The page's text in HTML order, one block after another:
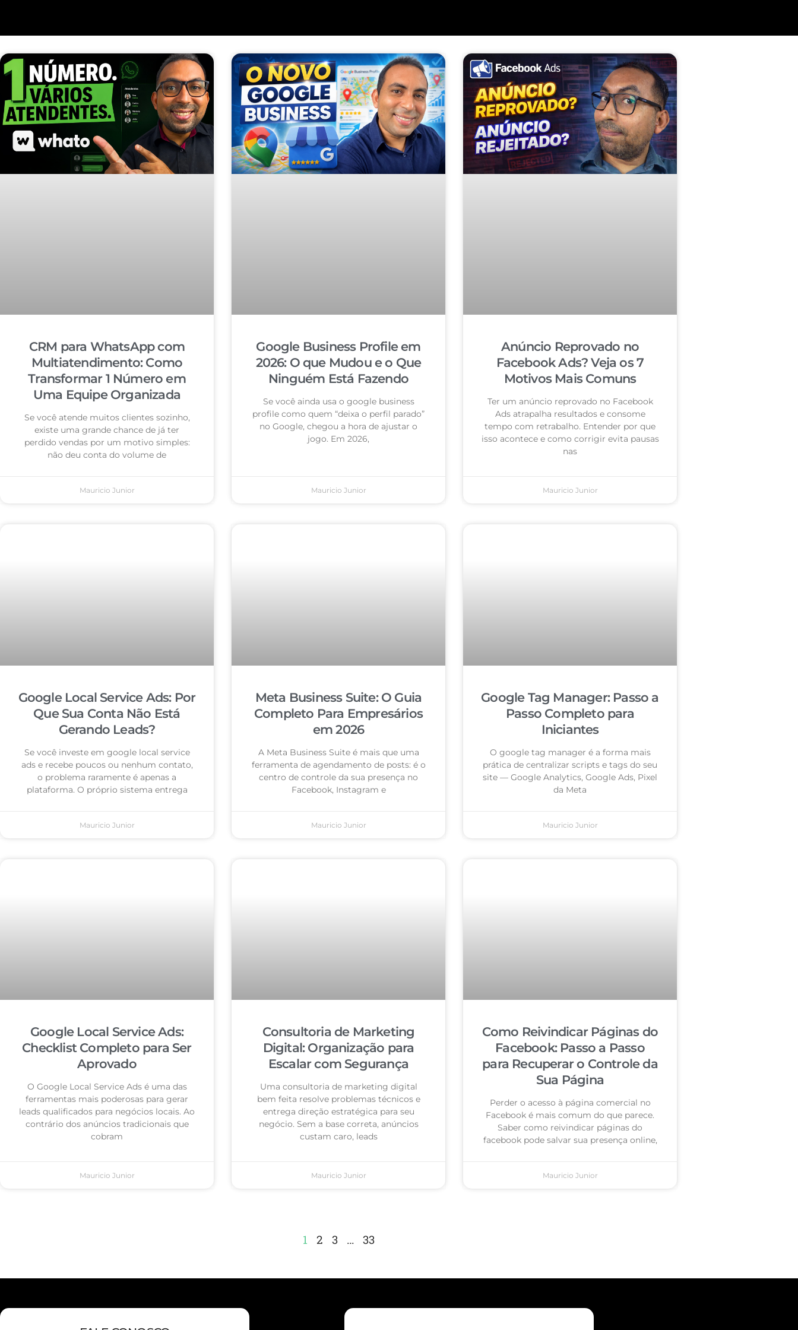
CRM para WhatsApp com
Multiatendimento: Como
Transformar 1 Número em
Uma Equipe Organizada
Se você atende muitos clientes sozinho,
existe uma grande chance de já ter
perdido vendas por um motivo simples:
não deu conta do volume de
Mauricio Junior
Google Business Profile em
2026: O que Mudou e o Que
Ninguém Está Fazendo
Se você ainda usa o google business
profile como quem “deixa o perfil parado”
no Google, chegou a hora de ajustar o
jogo. Em 2026,
Mauricio Junior
Anúncio Reprovado no
Facebook Ads? Veja os 7
Motivos Mais Comuns
Ter um anúncio reprovado no Facebook
Ads atrapalha resultados e consome
tempo com retrabalho. Entender por que
isso acontece e como corrigir evita pausas
nas
Mauricio Junior
Google Local Service Ads: Por
Que Sua Conta Não Está
Gerando Leads?
Se você investe em google local service
ads e recebe poucos ou nenhum contato,
o problema raramente é apenas a
plataforma. O próprio sistema entrega
Mauricio Junior
Meta Business Suite: O Guia
Completo Para Empresários
em 2026
A Meta Business Suite é mais que uma
ferramenta de agendamento de posts: é o
centro de controle da sua presença no
Facebook, Instagram e
Mauricio Junior
Google Tag Manager: Passo a
Passo Completo para
Iniciantes
O google tag manager é a forma mais
prática de centralizar scripts e tags do seu
site — Google Analytics, Google Ads, Pixel
da Meta
Mauricio Junior
Google Local Service Ads:
Checklist Completo para Ser
Aprovado
O Google Local Service Ads é uma das
ferramentas mais poderosas para gerar
leads qualificados para negócios locais. Ao
contrário dos anúncios tradicionais que
cobram
Mauricio Junior
Consultoria de Marketing
Digital: Organização para
Escalar com Segurança
Uma consultoria de marketing digital
bem feita resolve problemas técnicos e
entrega direção estratégica para seu
negócio. Sem a base correta, anúncios
custam caro, leads
Mauricio Junior
Como Reivindicar Páginas do
Facebook: Passo a Passo
para Recuperar o Controle da
Sua Página
Perder o acesso à página comercial no
Facebook é mais comum do que parece.
Saber como reivindicar páginas do
facebook pode salvar sua presença online,
Mauricio Junior
1 2 3 … 33